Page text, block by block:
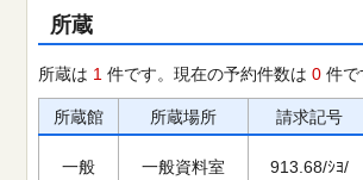
所蔵
所蔵は 1 件です。現在の予約件数は 0 件で
所蔵館 所蔵場所 請求記号
一般 一般資料室 913.68/ｼﾖ/